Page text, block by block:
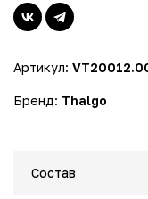
Вода морских
восстанавливает
Морские Водоросли
кожу, снабжая ее 14
которые
мгновенное и
Артикул:
Бренд: Thalgo
Состав